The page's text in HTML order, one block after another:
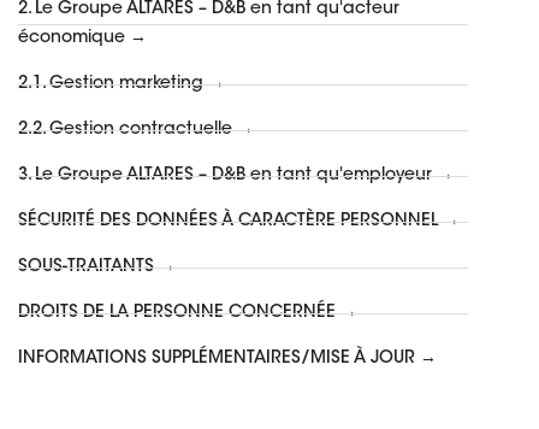
2. Le Groupe ALTARES – D&B en tant qu'acteur
économique →
2.1. Gestion marketing →
2.2. Gestion contractuelle →
3. Le Groupe ALTARES – D&B en tant qu'employeur →
SÉCURITÉ DES DONNÉES À CARACTÈRE PERSONNEL →
SOUS-TRAITANTS →
DROITS DE LA PERSONNE CONCERNÉE →
INFORMATIONS SUPPLÉMENTAIRES/MISE À JOUR →